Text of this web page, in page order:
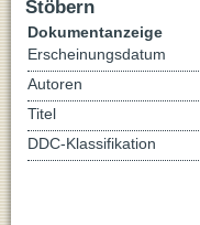
Stöbern
Dokumentanzeige
Erscheinungsdatum
Autoren
Titel
DDC-Klassifikation